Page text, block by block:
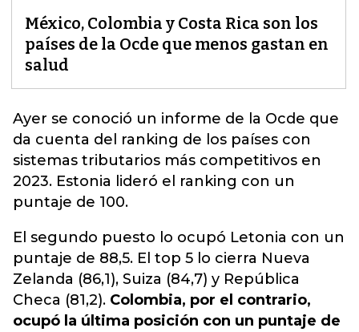
México, Colombia y Costa Rica son los
países de la Ocde que menos gastan en
salud
Ayer se conoció un informe de la Ocde que
da cuenta del ranking de los países con
sistemas tributarios más competitivos en
2023. Estonia lideró el ranking con un
puntaje de 100.
El segundo puesto lo ocupó Letonia con un
puntaje de 88,5. El top 5 lo cierra Nueva
Zelanda (86,1), Suiza (84,7) y República
Checa (81,2). Colombia, por el contrario,
ocupó la última posición con un puntaje de